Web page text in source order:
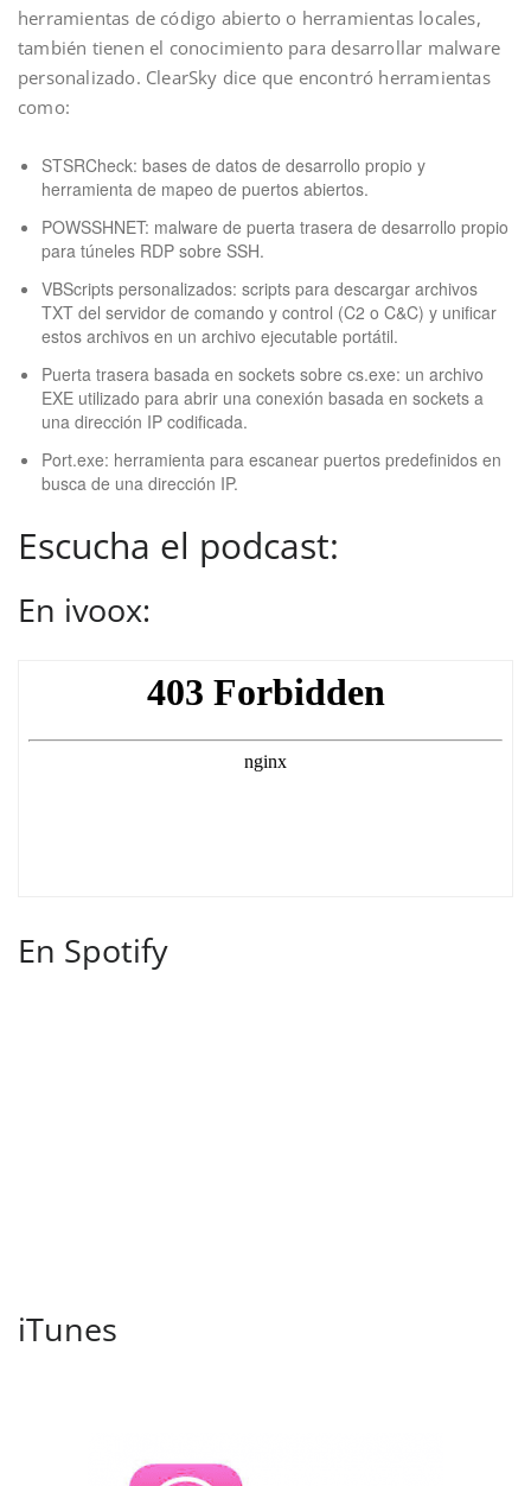
herramientas de código abierto o herramientas locales,
también tienen el conocimiento para desarrollar malware
personalizado. ClearSky dice que encontró herramientas
como:
STSRCheck: bases de datos de desarrollo propio y
herramienta de mapeo de puertos abiertos.
POWSSHNET: malware de puerta trasera de desarrollo propio
para túneles RDP sobre SSH.
VBScripts personalizados: scripts para descargar archivos
TXT del servidor de comando y control (C2 o C&C) y unificar
estos archivos en un archivo ejecutable portátil.
Puerta trasera basada en sockets sobre cs.exe: un archivo
EXE utilizado para abrir una conexión basada en sockets a
una dirección IP codificada.
Port.exe: herramienta para escanear puertos predefinidos en
busca de una dirección IP.
Escucha el podcast:
En ivoox:
En Spotify
iTunes